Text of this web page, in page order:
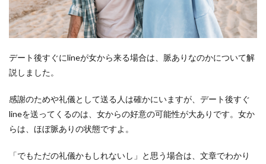
デート後すぐにlineが女から来る場合は、脈ありなのかについて解
説しました。
感謝のためや礼儀として送る人は確かにいますが、デート後すぐ
lineを送ってくるのは、女からの好意の可能性が大ありです。女か
らは、ほぼ脈ありの状態ですよ。
「でもただの礼儀かもしれないし」と思う場合は、文章でわかり